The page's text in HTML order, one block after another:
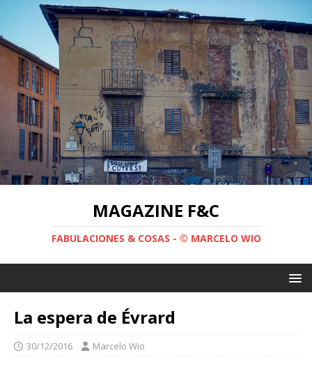
MAGAZINE F&C
FABULACIONES & COSAS - © MARCELO WIO
La espera de Évrard
30/12/2016 Marcelo Wio